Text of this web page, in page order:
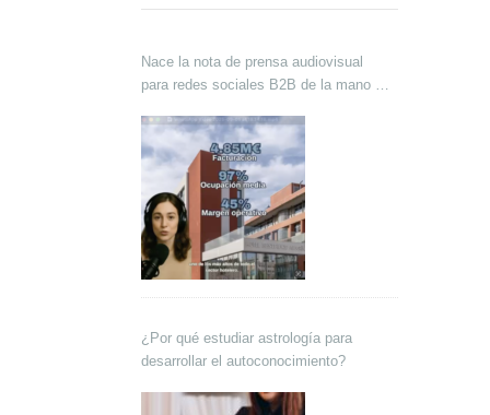
Nace la nota de prensa audiovisual
para redes sociales B2B de la mano de
¿Por qué estudiar astrología para
desarrollar el autoconocimiento?